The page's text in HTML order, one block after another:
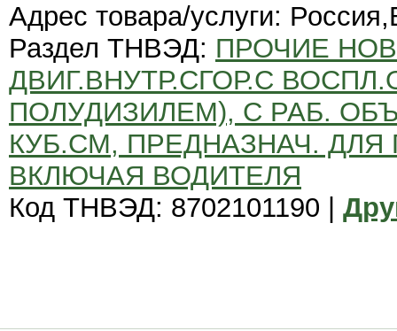
Адрес товара/услуги:
Раздел ТНВЭД: ПРОЧИЕ
ДВИГ.ВНУТР.СГОР.С
ПОЛУДИЗИЛЕМ), С РАБ.
КУБ.СМ, ПРЕДНАЗНАЧ. ДЛЯ
ВКЛЮЧАЯ ВОДИТЕЛЯ
Код ТНВЭД: 8702101190 |